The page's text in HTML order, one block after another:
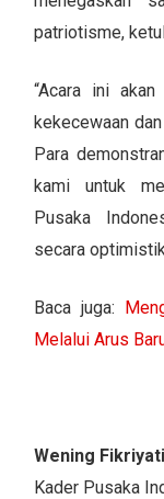
patriotisme,
“Acara ini
kekecewaan
Para
kami untuk
Pusaka
secara
Baca juga:
Melalui Arus
Wening Fikriyati
Kader Pusaka